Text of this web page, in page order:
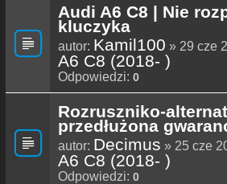
Audi A6 C8 | Nie
kluczyka
autor: Kamil100 » 29 cze
A6 C8 (2018- )
Odpowiedzi: 0
Rozruszniko-
przedłużona
autor: Decimus » 25 cze
A6 C8 (2018- )
Odpowiedzi: 0